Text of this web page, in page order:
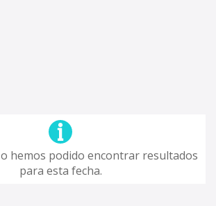
hemos podido encontrar resultados
para esta fecha.